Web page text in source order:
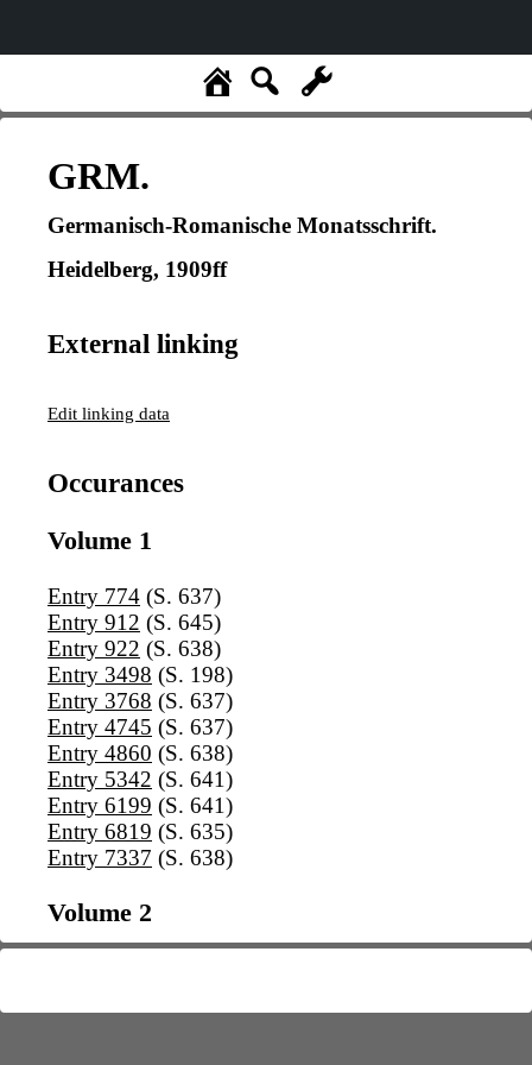
GRM.
Germanisch-Romanische Monatsschrift.
Heidelberg, 1909ff
External linking
Edit linking data
Occurances
Volume 1
Entry 774 (S. 637)
Entry 912 (S. 645)
Entry 922 (S. 638)
Entry 3498 (S. 198)
Entry 3768 (S. 637)
Entry 4745 (S. 637)
Entry 4860 (S. 638)
Entry 5342 (S. 641)
Entry 6199 (S. 641)
Entry 6819 (S. 635)
Entry 7337 (S. 638)
Volume 2
Volume 8